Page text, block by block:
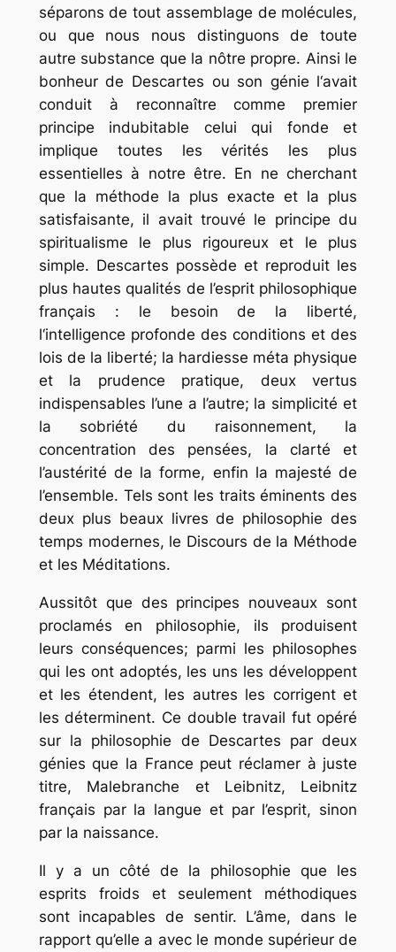
séparons de tout assemblage de molécules,
ou que nous nous distinguons de toute
autre substance que la nôtre propre. Ainsi le
bonheur de Descartes ou son génie l‘avait
conduit à reconnaître comme premier
principe indubitable celui qui fonde et
implique toutes les vérités les plus
essentielles à notre être. En ne cherchant
que la méthode la plus exacte et la plus
satisfaisante, il avait trouvé le principe du
spiritualisme le plus rigoureux et le plus
simple. Descartes possède et reproduit les
plus hautes qualités de l’esprit philosophique
français : le besoin de la liberté,
l‘intelligence profonde des conditions et des
lois de la liberté; la hardiesse méta physique
et la prudence pratique, deux vertus
indispensables l’une a l’autre; la simplicité et
la sobriété du raisonnement, la
concentration des pensées, la clarté et
l’austérité de la forme, enfin la majesté de
l’ensemble. Tels sont les traits éminents des
deux plus beaux livres de philosophie des
temps modernes, le Discours de la Méthode
et les Méditations.
Aussitôt que des principes nouveaux sont
proclamés en philosophie, ils produisent
leurs conséquences; parmi les philosophes
qui les ont adoptés, les uns les développent
et les étendent, les autres les corrigent et
les déterminent. Ce double travail fut opéré
sur la philosophie de Descartes par deux
génies que la France peut réclamer à juste
titre, Malebranche et Leibnitz, Leibnitz
français par la langue et par l’esprit, sinon
par la naissance.
Il y a un côté de la philosophie que les
esprits froids et seulement méthodiques
sont incapables de sentir. L’âme, dans le
rapport qu’elle a avec le monde supérieur de